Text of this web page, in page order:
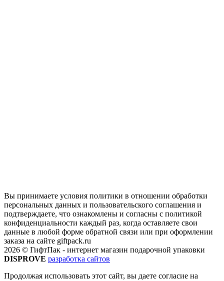
Вы принимаете условия политики в отношении обработки
персональных данных и пользовательского соглашения и
подтверждаете, что ознакомлены и согласны с политикой
конфиденциальности каждый раз, когда оставляете свои
данные в любой форме обратной связи или при оформлении
заказа на сайте giftpack.ru
2026 © ГифтПак - интернет магазин подарочной упаковки
DISPROVE разработка сайтов
Продолжая использовать этот сайт, вы даете согласие на